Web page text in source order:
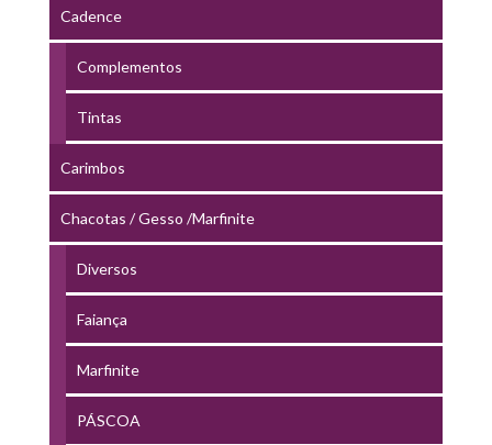
Cadence
Complementos
Tintas
Carimbos
Chacotas / Gesso /Marfinite
Diversos
Faiança
Marfinite
PÁSCOA